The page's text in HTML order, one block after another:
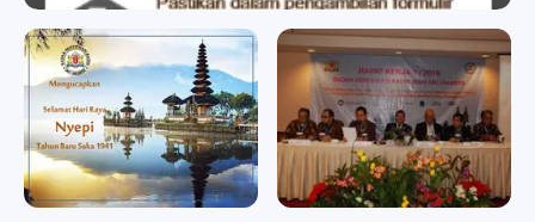
badan sertifikasi kadin
badan sertifikasi kadin